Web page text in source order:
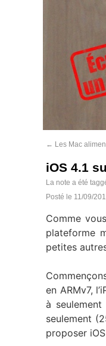
← Les Mac
iOS 4.1
La note a été
Posté le 11/09/
Comme
plateforme
petites
en ARMv7,
à
seulement
proposer